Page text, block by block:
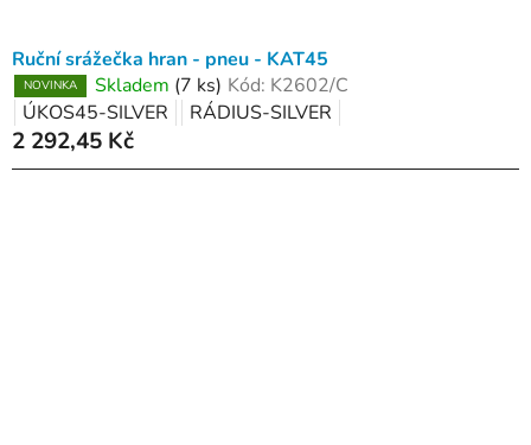
Ruční srážečka hran - pneu - KAT45
NOVINKA Skladem (7 ks) Kód: K2602/C
ÚKOS45-SILVER
RÁDIUS-SILVER
2 292,45 Kč